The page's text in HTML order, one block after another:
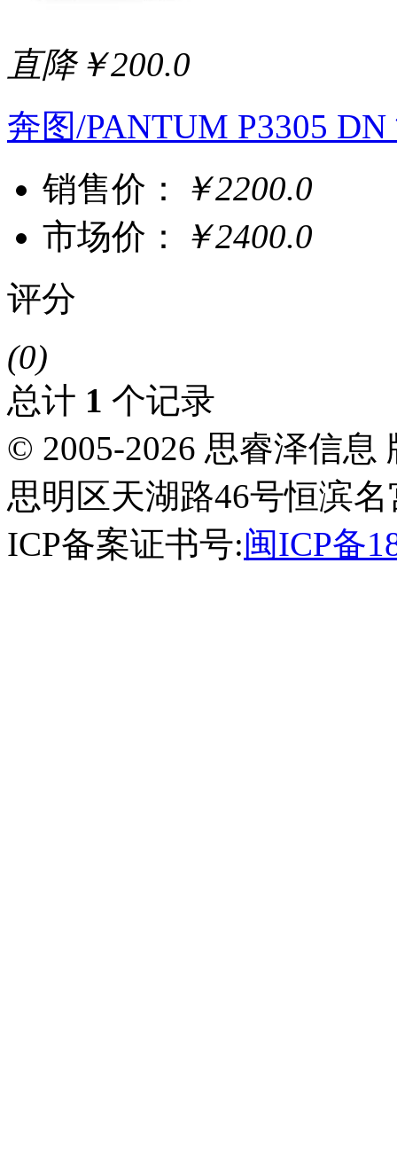
直降￥200.0
奔图/PANTUM P3305
销售价：
￥2200.0
市场价：
￥2400.0
评分
(0)
总计 1 个记录
© 2005-2026 思睿泽信
思明区天湖路46号恒滨名
ICP备案证书号:闽ICP备